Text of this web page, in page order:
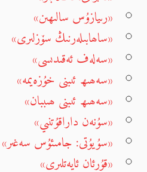
«رىيازۇس سالىھىن»
«ساھابىلەرنىڭ سۆزلىرى»
«سەلەف ئەقىدىسى»
«سەھىھ ئىبنى خۇزەيمە»
«سەھىھ ئىبنى ھىببان»
«سۇنەن داراقۇتنىي»
«سۇيۇتى: جامىئۇس سەغىر»
«قۇرئان ئايەتلىرى»